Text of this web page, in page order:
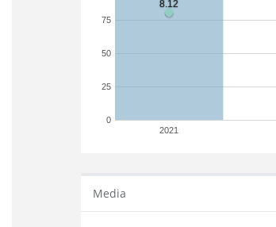
2021
0
25
50
75
Media